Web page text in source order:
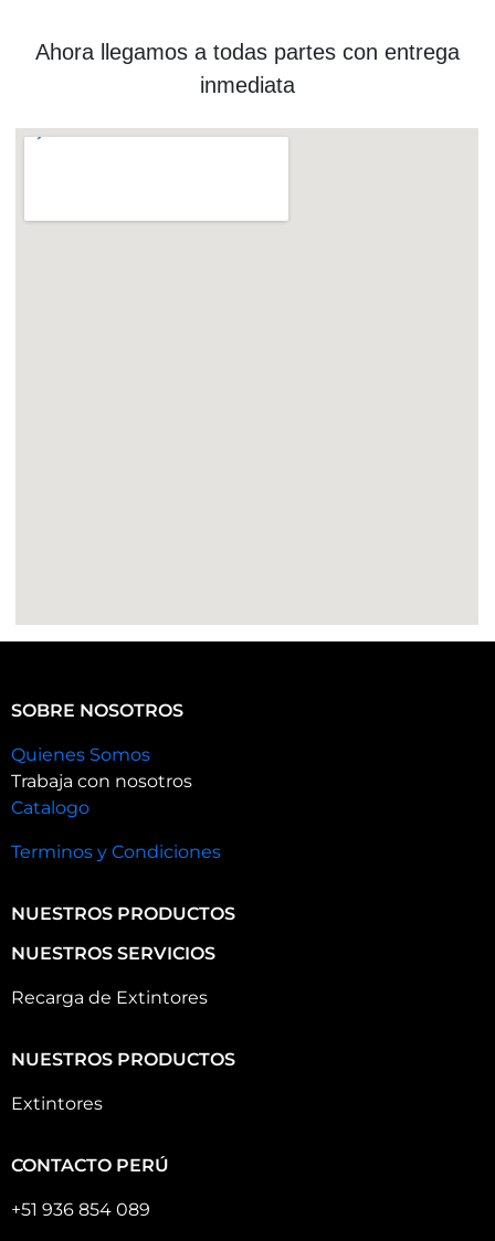
Ahora llegamos a todas partes con entrega
inmediata
SOBRE NOSOTROS
Quienes Somos
Trabaja con nosotros
Catalogo
Terminos y Condiciones
NUESTROS PRODUCTOS
NUESTROS SERVICIOS
Recarga de Extintores
NUESTROS PRODUCTOS
Extintores
CONTACTO PERÚ
+51 936 854 089